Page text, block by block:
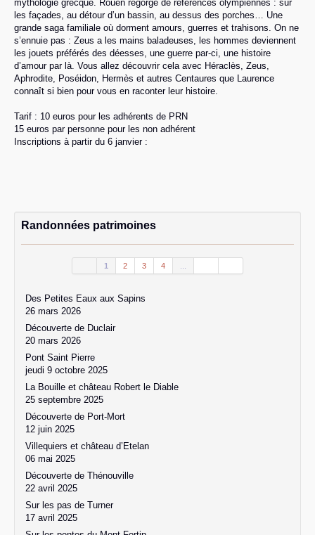
mythologie grecque. Rouen regorge de références olympiennes : sur
les façades, au détour d’un bassin, au dessus des porches… Une
grande saga familiale où dorment amours, guerres et trahisons. On ne
s’ennuie pas : Zeus a les mains baladeuses, les hommes deviennent
les jouets préférés des déesses, une guerre par-ci, une histoire
d’amour par là. Vous allez découvrir cela avec Héraclès, Zeus,
Aphrodite, Poséidon, Hermès et autres Centaures que Laurence
connaît si bien pour vous en raconter leur histoire.
Tarif : 10 euros pour les adhérents de PRN
15 euros par personne pour les non adhérent
Inscriptions à partir du 6 janvier :
Randonnées patrimoines
1 2 3 4
Des Petites Eaux aux Sapins
26 mars 2026
Découverte de Duclair
20 mars 2026
Pont Saint Pierre
jeudi 9 octobre 2025
La Bouille et château Robert le Diable
25 septembre 2025
Découverte de Port-Mort
12 juin 2025
Villequiers et château d’Etelan
06 mai 2025
Découverte de Thénouville
22 avril 2025
Sur les pas de Turner
17 avril 2025